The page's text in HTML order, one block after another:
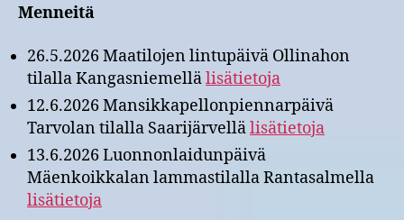
Menneitä
26.5.2026 Maatilojen lintupäivä Ollinahon
tilalla Kangasniemellälisätietoja
12.6.2026 Mansikkapellonpiennarpäivä
Tarvolan tilalla Saarijärvellälisätietoja
13.6.2026 Luonnonlaidunpäivä
Mäenkoikkalan lammastilalla Rantasalmella
lisätietoja